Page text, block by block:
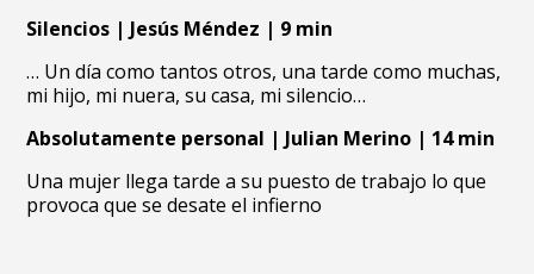
Silencios | Jesús Méndez | 9 min
… Un día como tantos otros, una tarde como muchas,
mi hijo, mi nuera, su casa, mi silencio…
Absolutamente personal | Julian Merino | 14 min
Una mujer llega tarde a su puesto de trabajo lo que
provoca que se desate el infierno